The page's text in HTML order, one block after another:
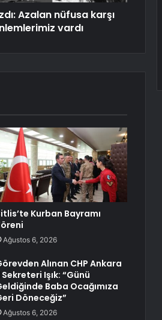
Azalan nüfusa karşı
vardı
Kurban Bayramı
Ağustos 6, 2026
Alınan CHP Ankara
Sekreteri Işık: “Günü
Baba Ocağımıza
Döneceğiz”
Ağustos 6, 2026